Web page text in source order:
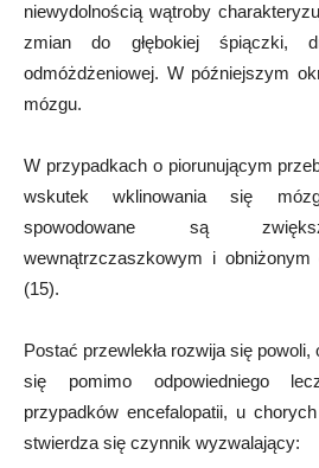
niewydolnością wątroby
zmian do głębokiej śpiączki,
odmóżdżeniowej. W późniejszym
mózgu.
W przypadkach o piorunującym
wskutek wklinowania się
spowodowane są
wewnątrzczaszkowym i obniżonym
(15).
Postać przewlekła rozwija się
się pomimo odpowiedniego
przypadków encefalopatii, u
stwierdza się czynnik wyzwalający: